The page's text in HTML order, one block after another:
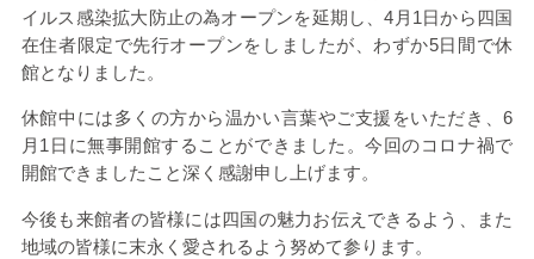
イルス感染拡大防止の為オープンを延期し、4月1日から四国
在住者限定で先行オープンをしましたが、わずか5日間で休
館となりました。
休館中には多くの方から温かい言葉やご支援をいただき、6
月1日に無事開館することができました。今回のコロナ禍で
開館できましたこと深く感謝申し上げます。
今後も来館者の皆様には四国の魅力お伝えできるよう、また
地域の皆様に末永く愛されるよう努めて参ります。